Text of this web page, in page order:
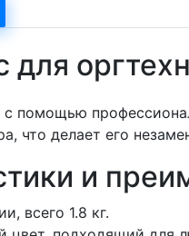
помощью
что делает его
и
всего 1.8 кг.